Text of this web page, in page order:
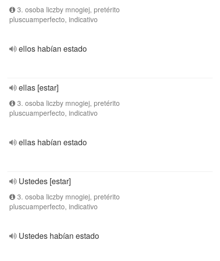
3. osoba liczby mnogiej, pretérito
pluscuamperfecto, indicativo
ellos habían estado
ellas [estar]
3. osoba liczby mnogiej, pretérito
pluscuamperfecto, indicativo
ellas habían estado
Ustedes [estar]
3. osoba liczby mnogiej, pretérito
pluscuamperfecto, indicativo
Ustedes habían estado